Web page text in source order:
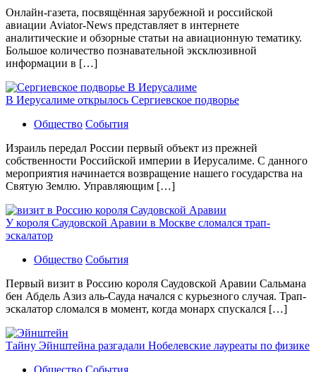
Онлайн-газета, посвящённая зарубежной и российской
авиации Aviator-News представляет в интернете
аналитические и обзорные статьи на авиационную тематику.
Большое количество познавательной эксклюзивной
информации в […]
В Иерусалиме открылось Сергиевское подворье
Общество События
Израиль передал России первый объект из прежней
собственности Российской империи в Иерусалиме. С данного
мероприятия начинается возвращение нашего государства на
Святую Землю. Управляющим […]
У короля Саудовской Аравии в Москве сломался трап-
эскалатор
Общество События
Первый визит в Россию короля Саудовской Аравии Сальмана
бен Абдель Азиз аль-Сауда начался с курьезного случая. Трап-
эскалатор сломался в момент, когда монарх спускался […]
Тайну Эйнштейна разгадали Нобелевские лауреаты по физике
Общество События